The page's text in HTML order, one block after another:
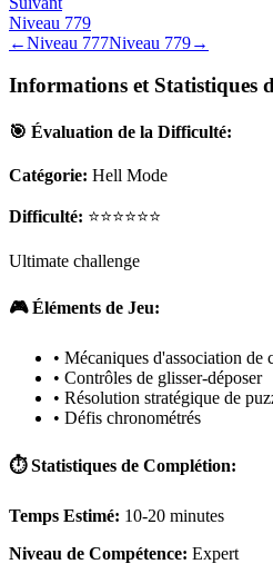
Niveau 779
←Niveau 777Niveau 779→
Informations et Statistiques
🎯 Évaluation de la Difficulté:
Catégorie: Hell Mode
Difficulté: ⭐⭐⭐⭐⭐⭐
Ultimate challenge
🎮 Éléments de Jeu:
• Mécaniques d'association de
• Contrôles de glisser-déposer
• Résolution stratégique de
• Défis chronométrés
⏱️ Statistiques de Complétion:
Temps Estimé: 10-20 minutes
Niveau de Compétence: Expert